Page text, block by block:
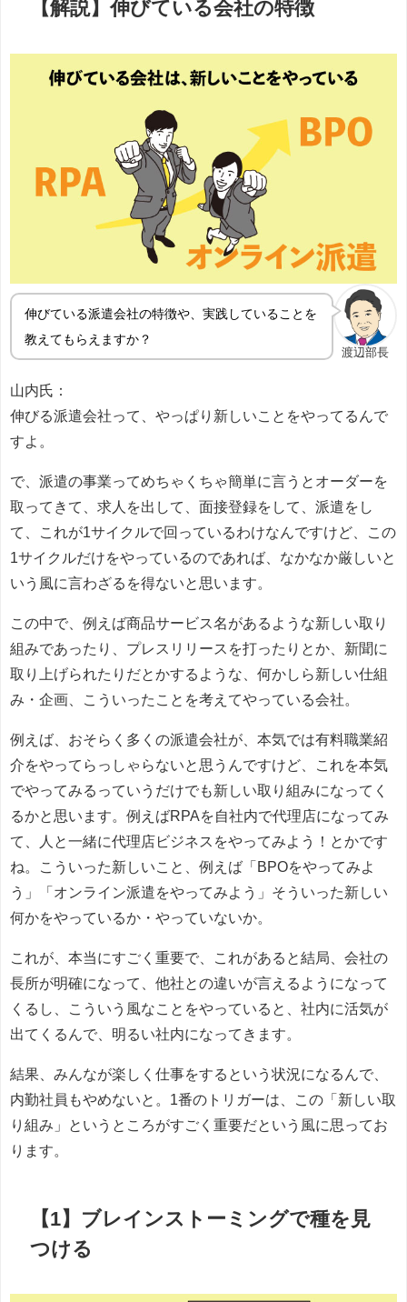
【解説】伸びている会社の特徴
渡辺部長
伸びている派遣会社の特徴や、実践していることを
教えてもらえますか？
山内氏：
伸びる派遣会社って、やっぱり新しいことをやってるんで
すよ。
で、派遣の事業ってめちゃくちゃ簡単に言うとオーダーを
取ってきて、求人を出して、面接登録をして、派遣をし
て、これが1サイクルで回っているわけなんですけど、この
1サイクルだけをやっているのであれば、なかなか厳しいと
いう風に言わざるを得ないと思います。
この中で、例えば商品サービス名があるような新しい取り
組みであったり、プレスリリースを打ったりとか、新聞に
取り上げられたりだとかするような、何かしら新しい仕組
み・企画、こういったことを考えてやっている会社。
例えば、おそらく多くの派遣会社が、本気では有料職業紹
介をやってらっしゃらないと思うんですけど、これを本気
でやってみるっていうだけでも新しい取り組みになってく
るかと思います。例えばRPAを自社内で代理店になってみ
て、人と一緒に代理店ビジネスをやってみよう！とかです
ね。こういった新しいこと、例えば「BPOをやってみよ
う」「オンライン派遣をやってみよう」そういった新しい
何かをやっているか・やっていないか。
これが、本当にすごく重要で、これがあると結局、会社の
長所が明確になって、他社との違いが言えるようになって
くるし、こういう風なことをやっていると、社内に活気が
出てくるんで、明るい社内になってきます。
結果、みんなが楽しく仕事をするという状況になるんで、
内勤社員もやめないと。1番のトリガーは、この「新しい取
り組み」というところがすごく重要だという風に思ってお
ります。
【1】ブレインストーミングで種を見
つける